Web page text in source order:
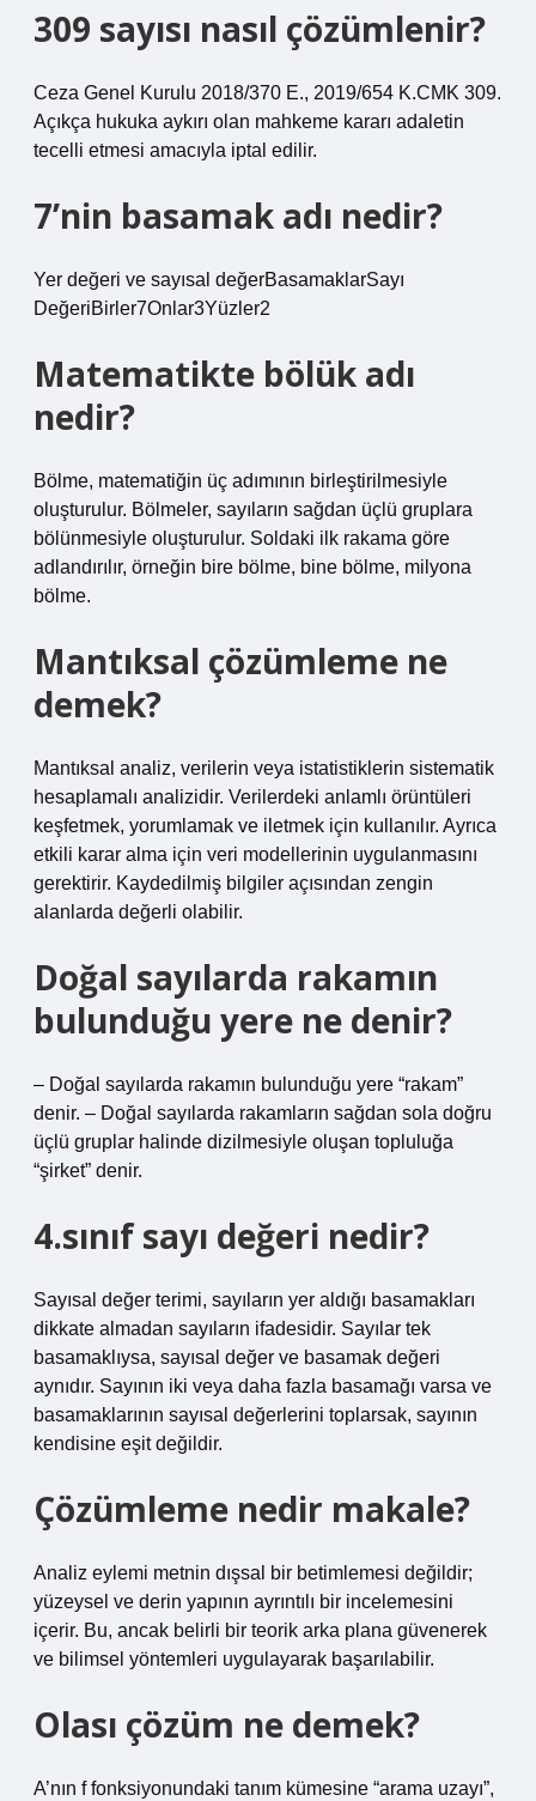
309 sayısı nasıl çözümlenir?
Ceza Genel Kurulu 2018/370 E., 2019/654 K.CMK 309.
Açıkça hukuka aykırı olan mahkeme kararı adaletin
tecelli etmesi amacıyla iptal edilir.
7’nin basamak adı nedir?
Yer değeri ve sayısal değerBasamaklarSayı
DeğeriBirler7Onlar3Yüzler2
Matematikte bölük adı
nedir?
Bölme, matematiğin üç adımının birleştirilmesiyle
oluşturulur. Bölmeler, sayıların sağdan üçlü gruplara
bölünmesiyle oluşturulur. Soldaki ilk rakama göre
adlandırılır, örneğin bire bölme, bine bölme, milyona
bölme.
Mantıksal çözümleme ne
demek?
Mantıksal analiz, verilerin veya istatistiklerin sistematik
hesaplamalı analizidir. Verilerdeki anlamlı örüntüleri
keşfetmek, yorumlamak ve iletmek için kullanılır. Ayrıca
etkili karar alma için veri modellerinin uygulanmasını
gerektirir. Kaydedilmiş bilgiler açısından zengin
alanlarda değerli olabilir.
Doğal sayılarda rakamın
bulunduğu yere ne denir?
– Doğal sayılarda rakamın bulunduğu yere “rakam”
denir. – Doğal sayılarda rakamların sağdan sola doğru
üçlü gruplar halinde dizilmesiyle oluşan topluluğa
“şirket” denir.
4.sınıf sayı değeri nedir?
Sayısal değer terimi, sayıların yer aldığı basamakları
dikkate almadan sayıların ifadesidir. Sayılar tek
basamaklıysa, sayısal değer ve basamak değeri
aynıdır. Sayının iki veya daha fazla basamağı varsa ve
basamaklarının sayısal değerlerini toplarsak, sayının
kendisine eşit değildir.
Çözümleme nedir makale?
Analiz eylemi metnin dışsal bir betimlemesi değildir;
yüzeysel ve derin yapının ayrıntılı bir incelemesini
içerir. Bu, ancak belirli bir teorik arka plana güvenerek
ve bilimsel yöntemleri uygulayarak başarılabilir.
Olası çözüm ne demek?
A’nın f fonksiyonundaki tanım kümesine “arama uzayı”,